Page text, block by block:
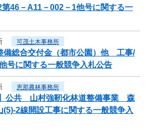
46－A11－002－1他号に関する一
可茂土木事務所
総合交付金（都市公園）他 工事/
号に関する一般競争入札公告
恵那農林事務所
】公共 山村強靭化林道整備事業 森
2線開設工事に関する一般競争入